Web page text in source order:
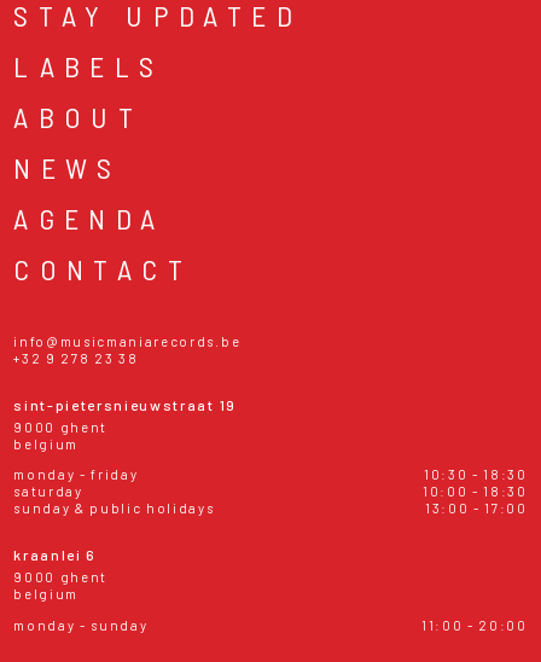
STAY UPDATED
LABELS
ABOUT
NEWS
AGENDA
CONTACT
info@musicmaniarecords.be
+32 9 278 23 38
sint-pietersnieuwstraat 19
9000 ghent
belgium
monday - friday
10:30 - 18:30
saturday
10:00 - 18:30
sunday & public holidays
13:00 - 17:00
kraanlei 6
9000 ghent
belgium
monday - sunday
11:00 - 20:00